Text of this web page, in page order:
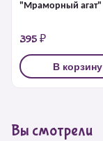
"Мраморный агат"
395 ₽
В корзину
Вы смотрели